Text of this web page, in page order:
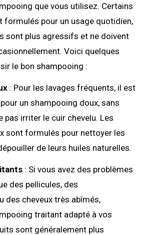
que vous utilisez. Certains
formulés pour un usage quotidien,
sont plus agressifs et ne doivent
Voici quelques
le bon shampooing :
: Pour les lavages fréquents, il est
un shampooing doux, sans
pas irriter le cuir chevelu. Les
sont formulés pour nettoyer les
de leurs huiles naturelles.
: Si vous avez des problèmes
des pellicules, des
des cheveux très abîmés,
traitant adapté à vos
sont généralement plus